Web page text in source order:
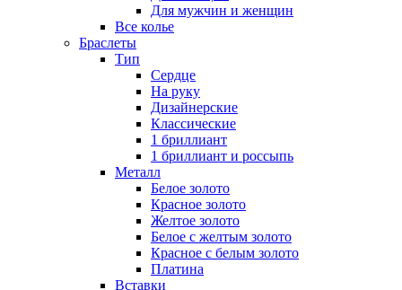
Для мужчин и женщин
Все колье
Браслеты
Тип
Сердце
На руку
Дизайнерские
Классические
1 бриллиант
1 бриллиант и россыпь
Металл
Белое золото
Красное золото
Желтое золото
Белое с желтым золото
Красное с белым золото
Платина
Вставки